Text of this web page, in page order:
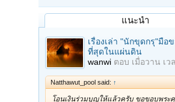
แนะนำ
เรื่องเล่า "นักขุดกรุ"มือ
ที่สุดในแผ่นดิน
wanwi ตอบ เมื่อวาน เว
Natthawut_pool said: ↑
โอนเงินร่วมบุญให้แล้วครับ ขอขอบพร